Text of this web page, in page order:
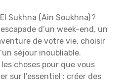
Sukhna (Ain Soukhna) ?
d’un week-end, un
de votre vie, choisir
séjour inoubliable.
choses pour que vous
sur l’essentiel : créer des